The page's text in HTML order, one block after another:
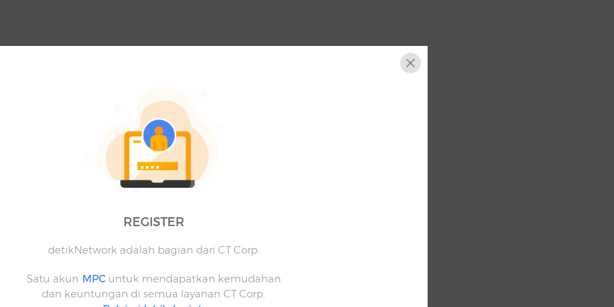
REGISTER
detikNetwork adalah bagian dari CT Corp.
Satu akun MPCuntuk mendapatkan kemudahan
dan keuntungan di semua layanan CT Corp.